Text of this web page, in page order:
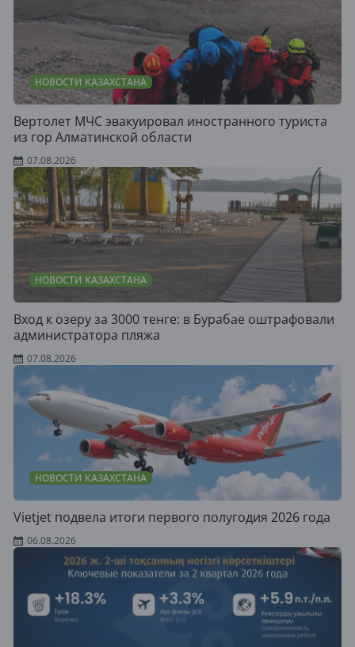
НОВОСТИ КАЗАХСТАНА
Вертолет МЧС эвакуировал иностранного туриста
из гор Алматинской области
07.08.2026
НОВОСТИ КАЗАХСТАНА
Вход к озеру за 3000 тенге: в Бурабае оштрафовали
администратора пляжа
07.08.2026
НОВОСТИ КАЗАХСТАНА
Vietjet подвела итоги первого полугодия 2026 года
06.08.2026